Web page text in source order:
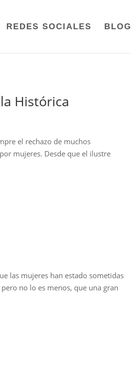
REDES SOCIALES BLOG
Histórica
el rechazo de muchos
mujeres. Desde que el ilustre
las mujeres han estado sometidas
no lo es menos, que una gran